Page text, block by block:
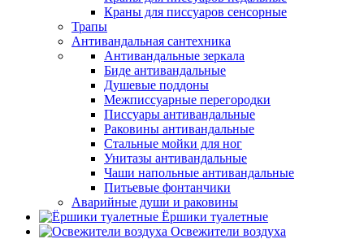
Краны для писсуаров сенсорные
Трапы
Антивандальная сантехника
Антивандальные зеркала
Биде антивандальные
Душевые поддоны
Межписсуарные перегородки
Писсуары антивандальные
Раковины антивандальные
Стальные мойки для ног
Унитазы антивандальные
Чаши напольные антивандальные
Питьевые фонтанчики
Аварийные души и раковины
Ёршики туалетные
Освежители воздуха